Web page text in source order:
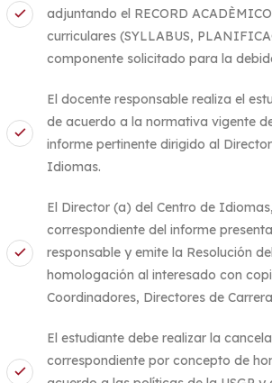
adjuntando el RECORD
curriculares (SYLLABUS,
componente solicitado para la
El docente responsable realiza el
de acuerdo a la normativa vigente
informe pertinente dirigido al
Idiomas.
El Director (a) del Centro de
correspondiente del informe
responsable y emite la Resolución
homologación al interesado con
Coordinadores, Directores de
El estudiante debe realizar la
correspondiente por concepto de